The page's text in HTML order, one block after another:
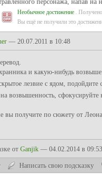
персонажа, напав на
Необычное достижение .
Вы ещё не получили это
— 20.07.2011 в 10:48
и какую-нибудь
лезвие с ядом,
на возвышенность,
вы получите по сюжету от
от Ganjik — 04.02.2014 в 09:53
Написать свою подсказку